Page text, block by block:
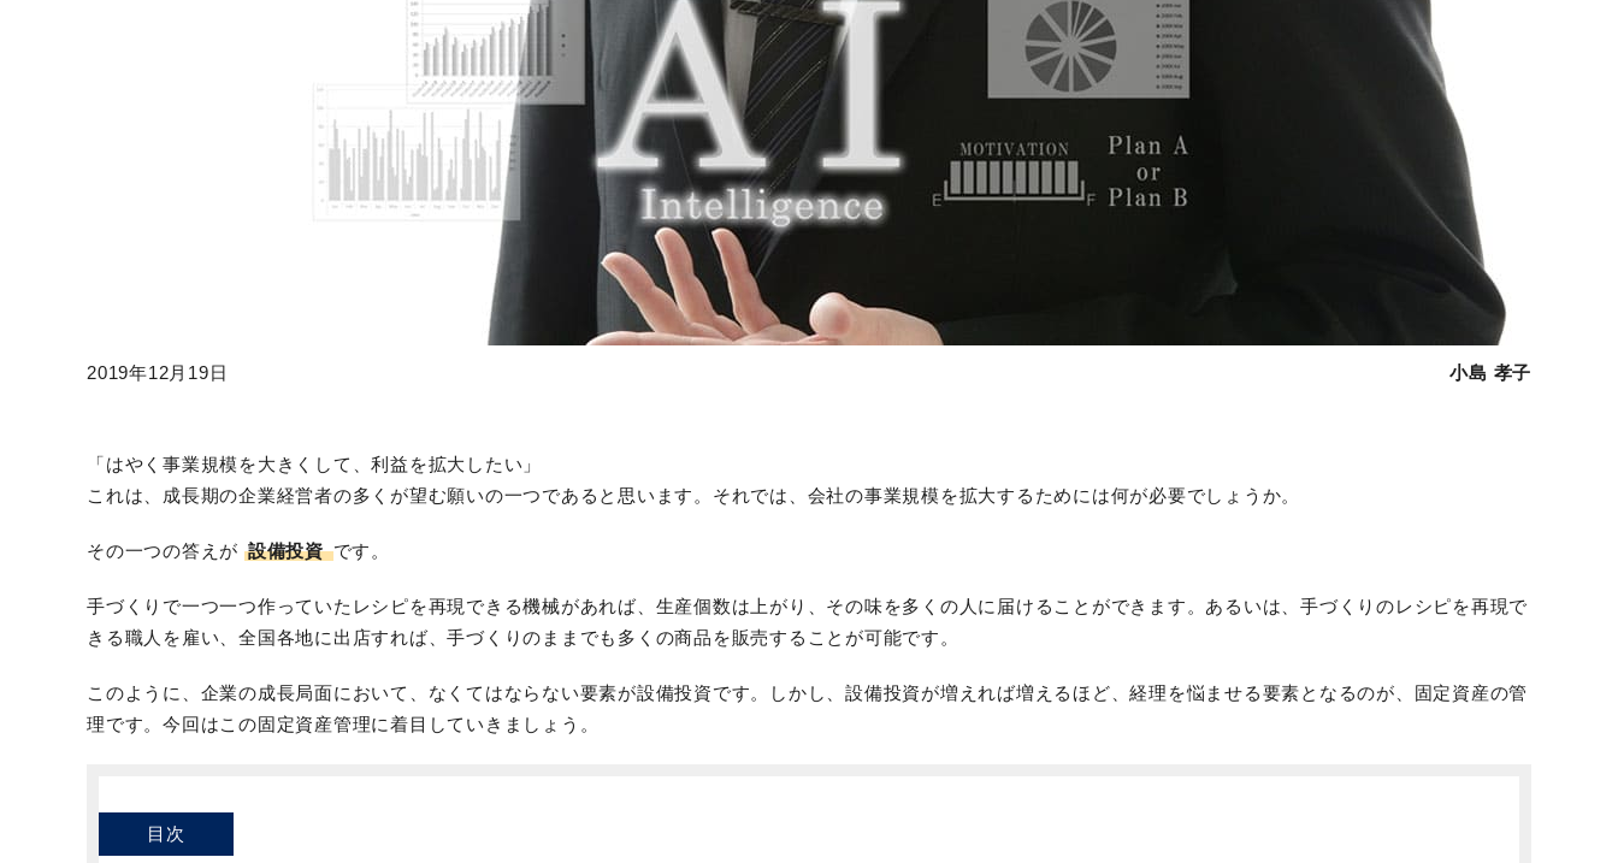
2019年12月19日 小島 孝子
「はやく事業規模を大きくして、利益を拡大したい」
これは、成長期の企業経営者の多くが望む願いの一つであると思います。それでは、会社の事業規模を拡大するためには何が必要でしょうか。
その一つの答えが 設備投資です。
手づくりで一つ一つ作っていたレシピを再現できる機械があれば、生産個数は上がり、その味を多くの人に届けることができます。あるいは、手づくりのレシピを再現で
きる職人を雇い、全国各地に出店すれば、手づくりのままでも多くの商品を販売することが可能です。
このように、企業の成長局面において、なくてはならない要素が設備投資です。しかし、設備投資が増えれば増えるほど、経理を悩ませる要素となるのが、固定資産の管
理です。今回はこの固定資産管理に着目していきましょう。
目次